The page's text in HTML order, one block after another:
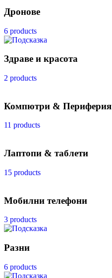
Дронове
6 products
Здраве и красота
2 products
Компютри & Периферия
11 products
Лаптопи & таблети
15 products
Мобилни телефони
3 products
Разни
6 products